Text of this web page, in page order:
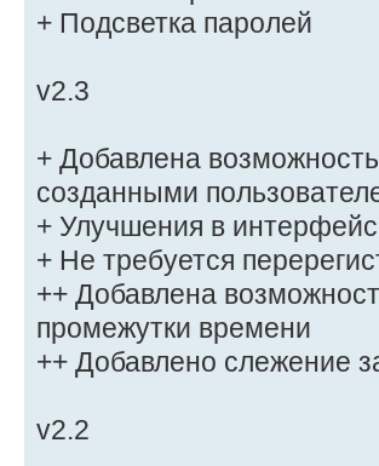
+ Подсветка паролей
v2.3
+ Добавлена
созданными
+ Улучшения в
+ Не требуется
++ Добавлена
промежутки времени
++ Добавлено слежение
v2.2